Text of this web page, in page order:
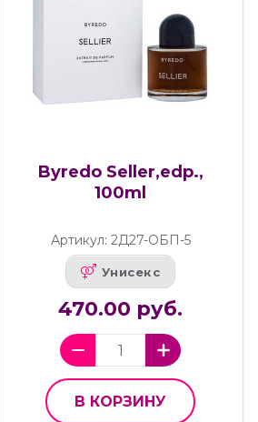
Byredo Seller,edp.,
100ml
Артикул: 2Д27-ОБП-5
Унисекс
470.00 руб.
В КОРЗИНУ